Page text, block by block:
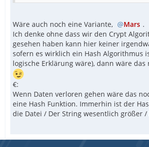
Wäre auch noch eine Variante, Mars .
Ich denke ohne dass wir den Crypt
gesehen haben kann hier keiner
sofern es wirklich ein Hash Algorithmus
logische Erklärung wäre), dann wäre das
€:
Wenn Daten verloren gehen wäre das
eine Hash Funktion. Immerhin ist der
die Datei / Der String wesentlich größer